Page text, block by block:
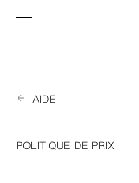
AIDE
POLITIQUE DE PRIX